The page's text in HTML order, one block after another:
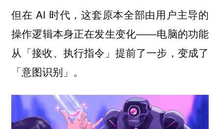
但在 AI 时代，这套原本全部由用户主导的
操作逻辑本身正在发生变化——电脑的功能
从「接收、执行指令」提前了一步，变成了
「意图识别」。